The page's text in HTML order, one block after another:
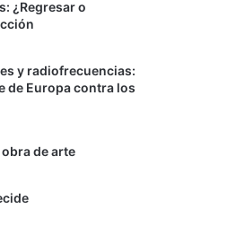
¿Regresar o
y radiofrecuencias:
de Europa contra los
de arte